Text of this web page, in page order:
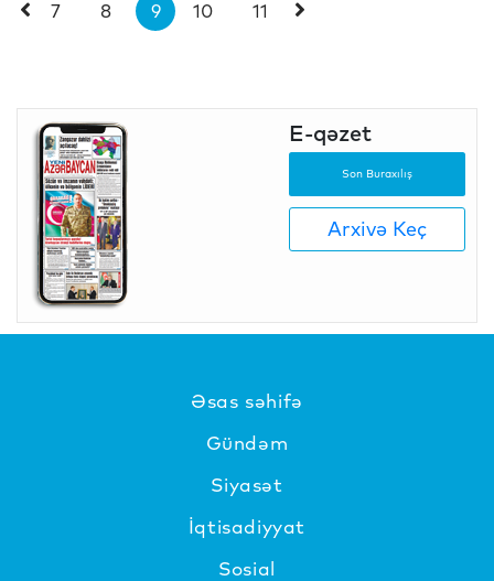
7 8 9 10 11
E-qəzet
Son Buraxılış
Arxivə Keç
Əsas səhifə
Gündəm
Siyasət
İqtisadiyyat
Sosial